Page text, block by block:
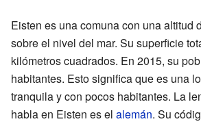
Eisten es una comuna con una altitud
sobre el nivel del mar. Su superficie
kilómetros cuadrados. En 2015, su
habitantes. Esto significa que es una
tranquila y con pocos habitantes. La
habla en Eisten es el alemán. Su